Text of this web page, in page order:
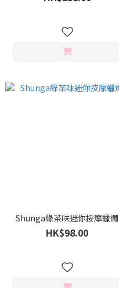
Shunga綠茶味迷你按摩蠟燭
HK$98.00